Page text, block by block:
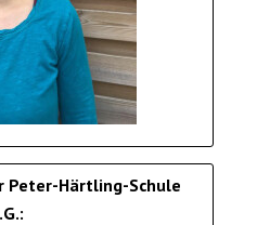
Peter-Härtling-Schule